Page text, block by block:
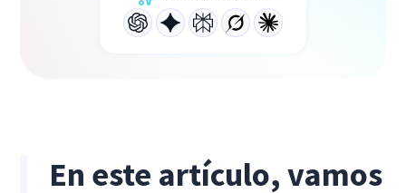
En este artículo, vamos